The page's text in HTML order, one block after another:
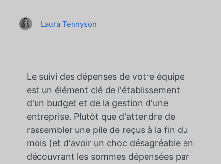
Laura Tennyson
Le suivi des dépenses de votre équipe
est un élément clé de l'établissement
d'un budget et de la gestion d'une
entreprise. Plutôt que d'attendre de
rassembler une pile de reçus à la fin du
mois (et d'avoir un choc désagréable en
découvrant les sommes dépensées par